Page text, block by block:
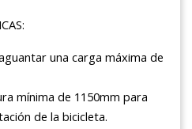
una carga máxima de
mínima de 1150mm para
de la bicicleta.